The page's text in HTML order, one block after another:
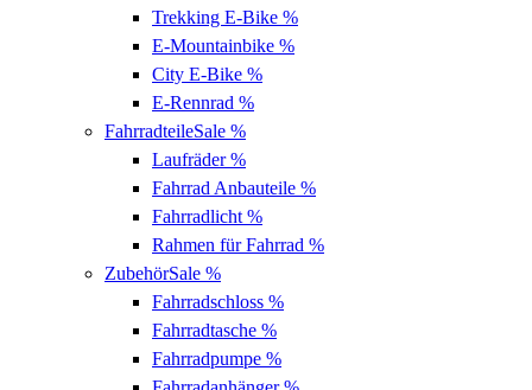
Trekking E-Bike %
E-Mountainbike %
City E-Bike %
E-Rennrad %
FahrradteileSale %
Laufräder%
Fahrrad Anbauteile %
Fahrradlicht %
Rahmen für Fahrrad %
ZubehörSale %
Fahrradschloss %
Fahrradtasche %
Fahrradpumpe %